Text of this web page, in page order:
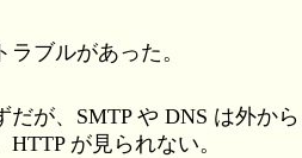
ブルがあった。
が、SMTP や DNS は外から
が見られない。